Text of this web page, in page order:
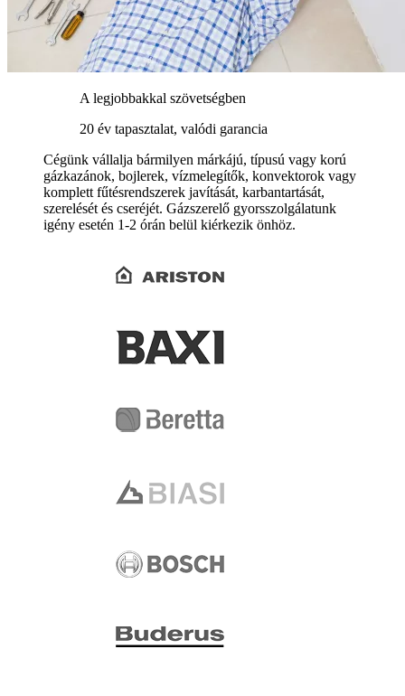
A legjobbakkal szövetségben
20 év tapasztalat, valódi garancia
Cégünk vállalja bármilyen márkájú, típusú vagy korú
gázkazánok, bojlerek, vízmelegítők, konvektorok vagy
komplett fűtésrendszerek javítását, karbantartását,
szerelését és cseréjét. Gázszerelő gyorsszolgálatunk
igény esetén 1-2 órán belül kiérkezik önhöz.